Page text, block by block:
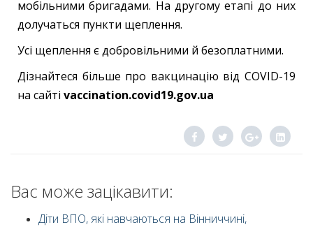
мобільними бригадами. На другому етапі до них
долучаться пункти щеплення.
Усі щеплення є добровільними й безоплатними.
Дізнайтеся більше про вакцинацію від COVID-19
на сайті vaccination.covid19.gov.ua
Вас може зацікавити:
Діти ВПО, які навчаються на Вінниччині,